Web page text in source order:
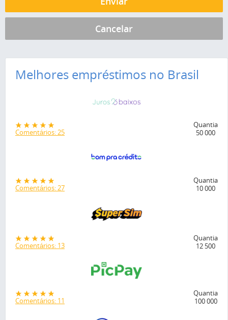
Melhores empréstimos no Brasil
Comentários: 25
Quantia
50 000
Comentários: 27
Quantia
10 000
Comentários: 13
Quantia
12 500
Comentários: 11
Quantia
100 000